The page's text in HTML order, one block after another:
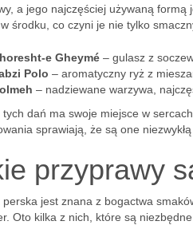
a jego najczęściej używaną
środku, co czyni je nie tylko
e Gheymé – gulasz z
Polo – aromatyczny ryż z
– nadziewane warzywa,
tych dań ma swoje miejsce w
sprawiają, że są one
przyprawy
perska jest znana z bogactwa
Oto kilka z nich, które są